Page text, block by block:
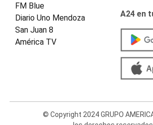
FM Blue
Diario Uno Mendoza
San Juan 8
América TV
A24 en
© Copyright 2024 GRUPO